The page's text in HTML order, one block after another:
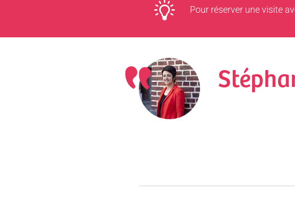
Pour réserver une visite